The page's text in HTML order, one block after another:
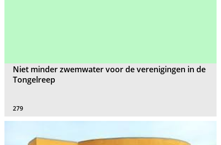
Niet minder zwemwater voor de verenigingen in de
Tongelreep
279